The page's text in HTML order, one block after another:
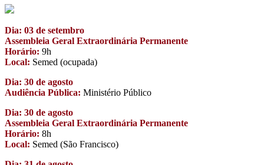
Dia: 03 de setembro
Assembleia Geral Extraordinária Permanente
Horário: 9h
Local: Semed (ocupada)
Dia: 30 de agosto
Audiência Pública: Ministério Público
Dia: 30 de agosto
Assembleia Geral Extraordinária Permanente
Horário: 8h
Local: Semed (São Francisco)